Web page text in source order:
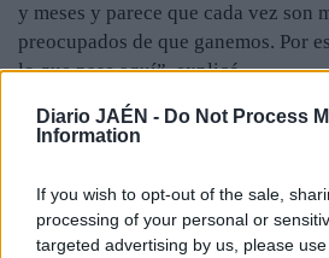
Diario JAÉN - Do Not Process
Information
If you wish to opt-out of the sale,
processing of your personal or
targeted advertising by us, please
y meses y parece que cada vez son
preocupados de que ganemos. Por
lo que pase aquí”, explicó.
En esta misma línea, el líder de
quienes quisieron posicionarles “en
hacernos jugar en un tablero en el
vendidas. Y nosotros dijimos que
centralidad en el tablero, que